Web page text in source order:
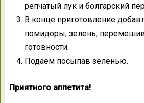
репчатый лук и болгарский
В конце приготовление
помидоры, зелень,
готовности.
Подаем посыпав зеленью.
Приятного аппетита!